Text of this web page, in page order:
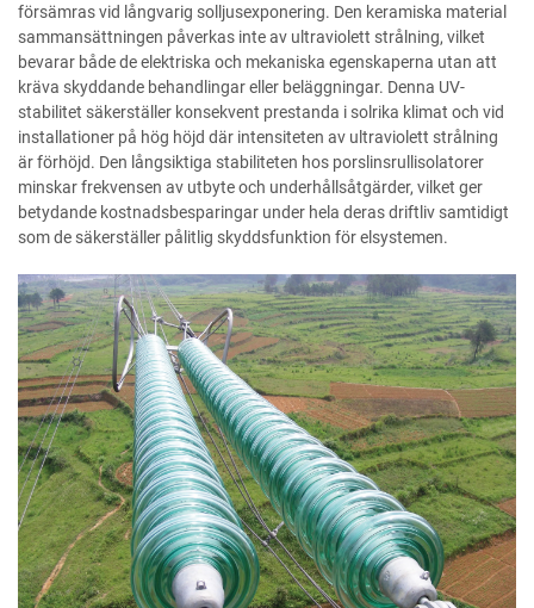
försämras vid långvarig solljusexponering. Den keramiska material
sammansättningen påverkas inte av ultraviolett strålning, vilket
bevarar både de elektriska och mekaniska egenskaperna utan att
kräva skyddande behandlingar eller beläggningar. Denna UV-
stabilitet säkerställer konsekvent prestanda i solrika klimat och vid
installationer på hög höjd där intensiteten av ultraviolett strålning
är förhöjd. Den långsiktiga stabiliteten hos porslinsrullisolatorer
minskar frekvensen av utbyte och underhållsåtgärder, vilket ger
betydande kostnadsbesparingar under hela deras driftliv samtidigt
som de säkerställer pålitlig skyddsfunktion för elsystemen.